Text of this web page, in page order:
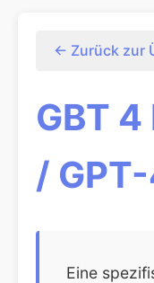
← Zurück zur
GBT
/
Eine